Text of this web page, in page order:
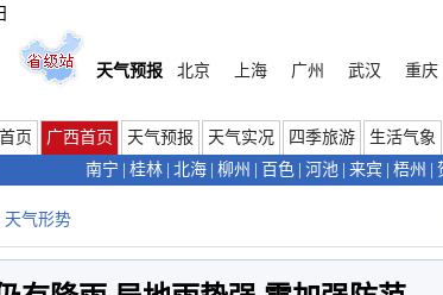
天气预报
北京 上海 广州 武汉 重庆
首页 广西首页 天气预报 天气实况 四季旅游 生活气象
南宁
桂林 北海 柳州 百色 河池 来宾 梧州
天气形势